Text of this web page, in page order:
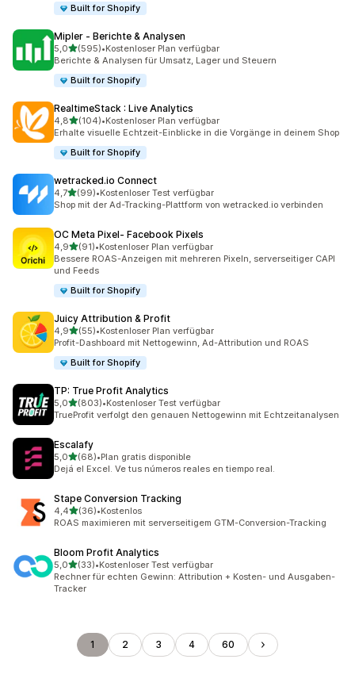
Built for Shopify
Mipler ‑ Berichte & Analysen
5,0von 5 Sternen
(595)
595 Rezensionen insgesamt
•Kostenloser Plan verfügbar
Berichte & Analysen für Umsatz, Lager und Steuern
Built for Shopify
RealtimeStack : Live Analytics
4,8von 5 Sternen
(104)
104 Rezensionen insgesamt
•Kostenloser Plan verfügbar
Erhalte visuelle Echtzeit-Einblicke in die Vorgänge in deinem Shop
Built for Shopify
wetracked.io Connect
4,7von 5 Sternen
(99)
99 Rezensionen insgesamt
•Kostenloser Test verfügbar
Shop mit der Ad-Tracking-Plattform von wetracked.io verbinden
OC Meta Pixel‑ Facebook Pixels
4,9von 5 Sternen
(91)
91 Rezensionen insgesamt
•Kostenloser Plan verfügbar
Bessere ROAS-Anzeigen mit mehreren Pixeln, serverseitiger CAPI
und Feeds
Built for Shopify
Juicy Attribution & Profit
4,9von 5 Sternen
(55)
55 Rezensionen insgesamt
•Kostenloser Plan verfügbar
Profit-Dashboard mit Nettogewinn, Ad-Attribution und ROAS
Built for Shopify
TP: True Profit Analytics
5,0von 5 Sternen
(803)
803 Rezensionen insgesamt
•Kostenloser Test verfügbar
TrueProfit verfolgt den genauen Nettogewinn mit Echtzeitanalysen
Escalafy
5,0von 5 Sternen
(68)
68 Rezensionen insgesamt
•Plan gratis disponible
Dejá el Excel. Ve tus números reales en tiempo real.
Stape Conversion Tracking
4,4von 5 Sternen
(36)
36 Rezensionen insgesamt
•Kostenlos
ROAS maximieren mit serverseitigem GTM-Conversion-Tracking
Bloom Profit Analytics
5,0von 5 Sternen
(33)
33 Rezensionen insgesamt
•Kostenloser Test verfügbar
Rechner für echten Gewinn: Attribution + Kosten- und Ausgaben-
Tracker
1 2 3 4 60